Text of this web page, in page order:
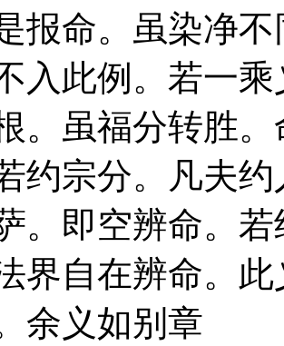
报命。虽染净
入此例。若一
。虽福分转胜
约宗分。凡夫
。即空辨命。
界自在辨命。
余义如别章